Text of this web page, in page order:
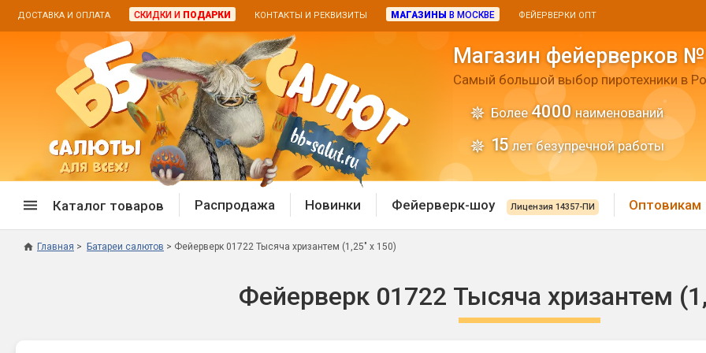
ДОСТАВКА И ОПЛАТА СКИДКИ И ПОДАРКИ КОНТАКТЫ И РЕКВИЗИТЫ МАГАЗИНЫ В МОСКВЕ ФЕЙЕРВЕРКИ ОПТ
Магазин фейерверков
Самый большой выбор пиротехники в
Более 4000 наименований
15 лет безупречной работы
Каталог товаров
Дневные батареи
Хлопушки и
Распродажа Новинки Фейерверк-шоу Лицензия 14357-ПИ Оптовикам
Главная Батареи салютов Фейерверк 01722 Тысяча хризантем (1,25" х 150)
Фейерверк 01722 Тысяча хризантем